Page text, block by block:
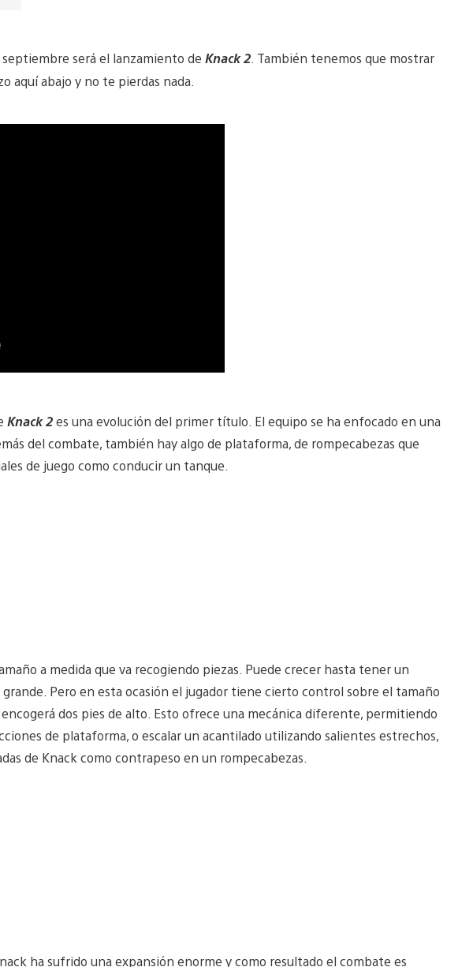
será el lanzamiento de Knack 2 . También tenemos que mostrar
aquí abajo y no te pierdas nada.
Knack 2es una evolución del primer título. El equipo se ha enfocado en una
del combate, también hay algo de plataforma, de rompecabezas que
de juego como conducir un tanque.
a medida que va recogiendo piezas. Puede crecer hasta tener un
Pero en esta ocasión el jugador tiene cierto control sobre el tamaño
dos pies de alto. Esto ofrece una mecánica diferente, permitiendo
de plataforma, o escalar un acantilado utilizando salientes estrechos,
de Knack como contrapeso en un rompecabezas.
ha sufrido una expansión enorme y como resultado el combate es